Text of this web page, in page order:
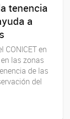
tenencia
a
en
las zonas
de las
del